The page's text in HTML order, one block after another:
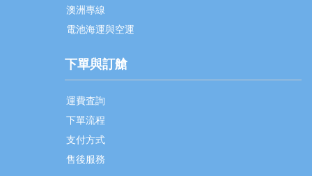
澳洲專線
電池海運與空運
下單與訂艙
運費査詢
下單流程
支付方式
售後服務